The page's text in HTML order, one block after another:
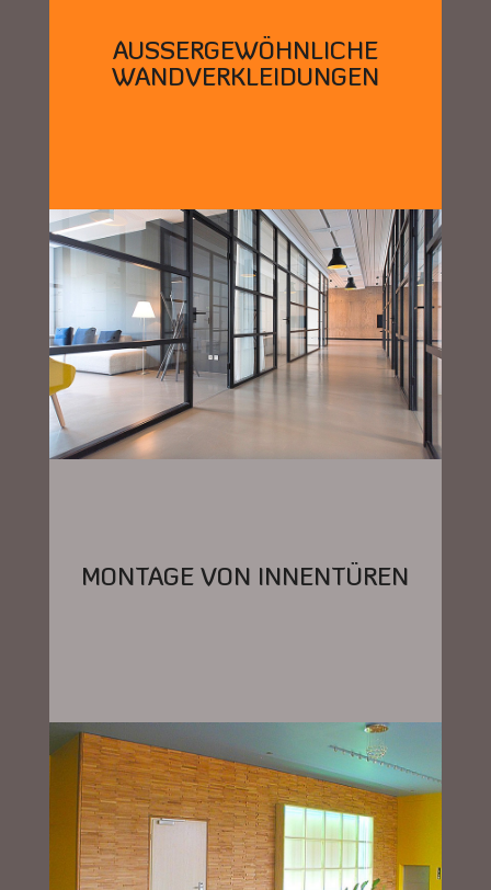
AUSSERGEWÖHNLICHE
WANDVERKLEIDUNGEN
MONTAGE VON INNENTÜREN